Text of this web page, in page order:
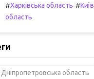
#Харківська область #Київ
область
Дніпропетровська область